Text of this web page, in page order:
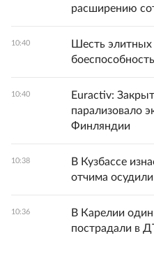
расширению
10:40
Шесть элитных
10:40
Euractiv:
парализовало
Финляндии
10:38
В Кузбассе
отчима
10:36
В Карелии
пострадали в